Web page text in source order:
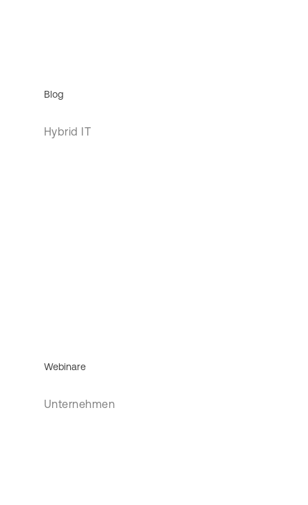
Blog
Hybrid IT
Webinare
Unternehmen